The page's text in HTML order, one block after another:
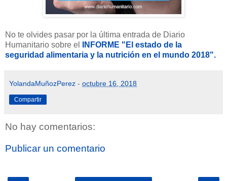
No te olvides pasar por la última entrada de Diario
Humanitario sobre el
INFORME "El estado de la
seguridad alimentaria y la nutrición en el mundo 2018".
YolandaMuñozPerez - octubre 16, 2018
Compartir
No hay comentarios:
Publicar un comentario